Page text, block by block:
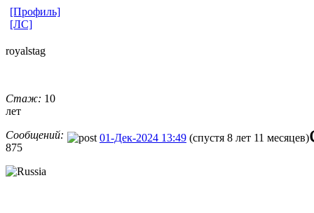
[Профиль]
[ЛС]
royalstag
Стаж: 10
лет
Сообщений:
875
01-Дек-2024 13:49 (спустя 8 лет 11 месяцев)